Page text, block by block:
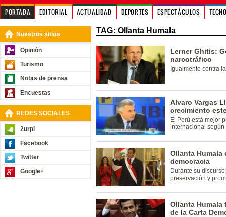
PORTADA EDITORIAL ACTUALIDAD DEPORTES ESPECTÁCULOS
Nuestros sitios
Opinión
Turismo
Notas de prensa
Encuestas
REDES SOCIALES
2urpi
Facebook
Twitter
Google+
TAG: Ollanta Humala
Lerner Ghitis:
narcotráfico
Igualmente contra
Alvaro Vargas
crecimiento
El Perú está mejor
internacional según
Ollanta Humala
democracia
Durante su
preservación y
Ollanta Humala
de la Carta